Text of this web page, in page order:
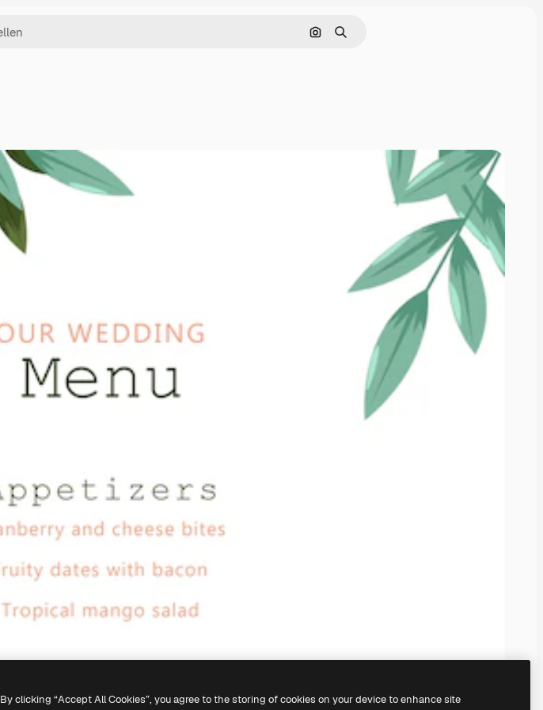
Nach Bild suchen
Suchen
By clicking “Accept All Cookies”, you agree to the storing of cookies on your device to enhance site